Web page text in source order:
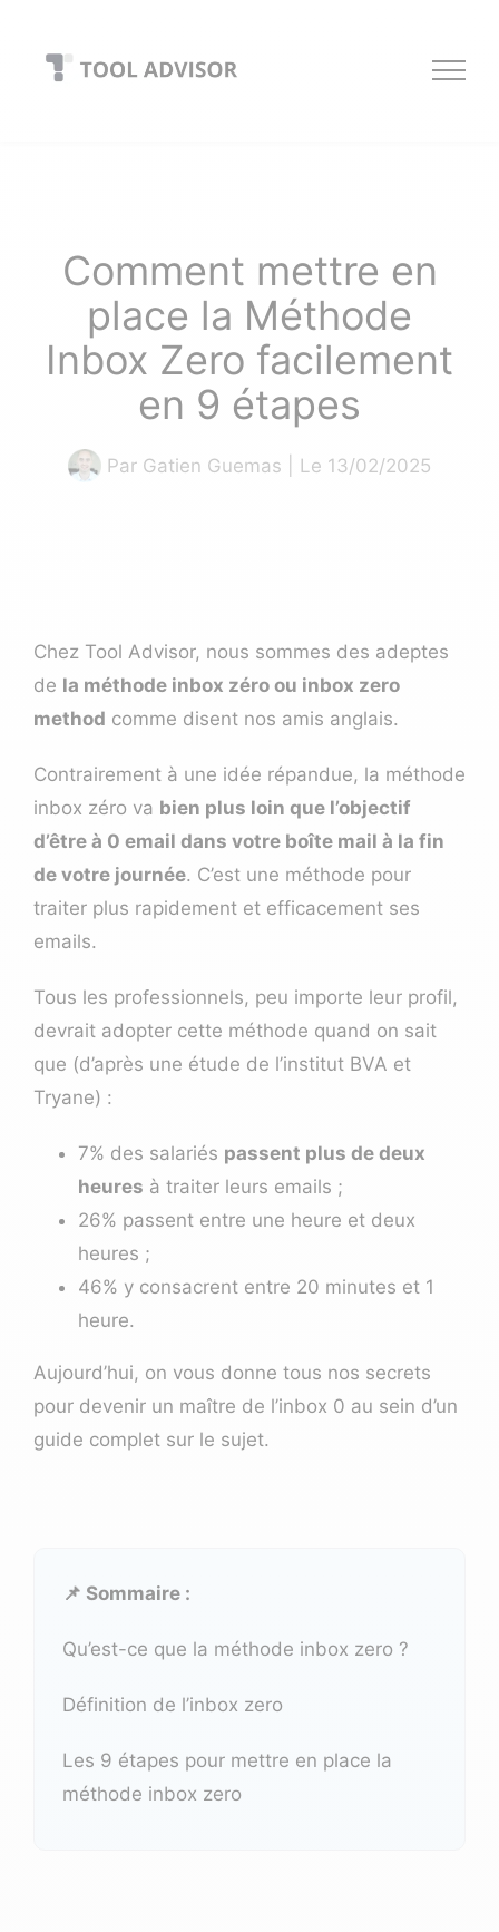
content
Comment mettre en
place la Méthode
Inbox Zero facilement
en 9 étapes
Par Gatien Guemas | Le 13/02/2025
Chez Tool Advisor, nous sommes des adeptes
de la méthode inbox zéro ou inbox zero
method comme disent nos amis anglais.
Contrairement à une idée répandue, la méthode
inbox zéro va bien plus loin que l’objectif
d’être à 0 email dans votre boîte mail à la fin
de votre journée. C’est une méthode pour
traiter plus rapidement et efficacement ses
emails.
Tous les professionnels, peu importe leur profil,
devrait adopter cette méthode quand on sait
que (d’après une étude de l’institut BVA et
Tryane) :
7% des salariés passent plus de deux
heures à traiter leurs emails ;
26% passent entre une heure et deux
heures ;
46% y consacrent entre 20 minutes et 1
heure.
Aujourd’hui, on vous donne tous nos secrets
pour devenir un maître de l’inbox 0 au sein d’un
guide complet sur le sujet.
📌 Sommaire :
Qu’est-ce que la méthode inbox zero ?
Définition de l’inbox zero
Les 9 étapes pour mettre en place la
méthode inbox zero